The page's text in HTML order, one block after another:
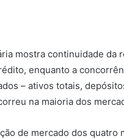
mostra continuidade
enquanto a
– ativos totais,
na maioria dos
de mercado dos quatro